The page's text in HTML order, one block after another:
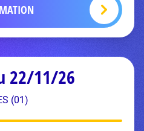
22/11/26
(01)